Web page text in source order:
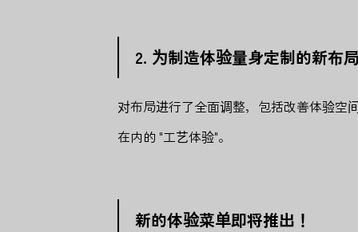
2. 为制造体验量身定制的新布
对布局进行了全面调整，包括改善体验空
在内的 "工艺体验"。
新的体验菜单即将推出！